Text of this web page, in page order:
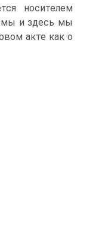
носителем
и здесь мы
акте как о